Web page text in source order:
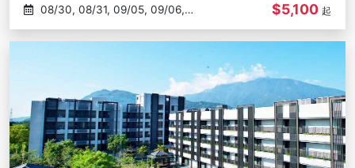
09/07
$5,100 起